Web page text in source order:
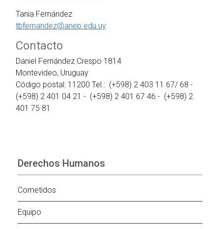
Tania Fernández
tbfernandez@anep.edu.uy
Contacto
Daniel Fernández Crespo 1814
Montevideo, Uruguay
Código postal: 11200 Tel.: (+598) 2 403 11 67/ 68 -
(+598) 2 401 04 21 - (+598) 2 401 67 46 - (+598) 2
401 75 81
Derechos Humanos
Cometidos
Equipo